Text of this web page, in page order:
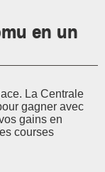
en un
La Centrale
gagner avec
gains en
courses